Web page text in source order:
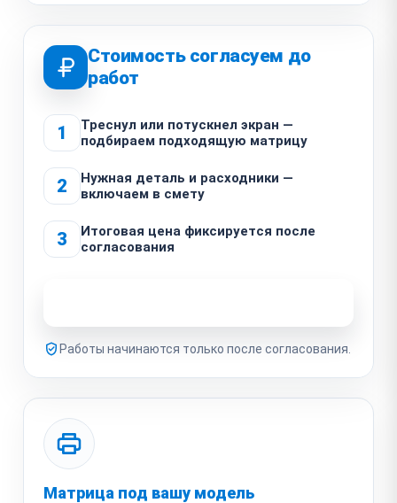
Стоимость согласуем до
работ
1
Треснул или потускнел экран —
подбираем подходящую матрицу
2
Нужная деталь и расходники —
включаем в смету
3
Итоговая цена фиксируется после
согласования
Работы начинаются только после согласования.
Матрица под вашу модель